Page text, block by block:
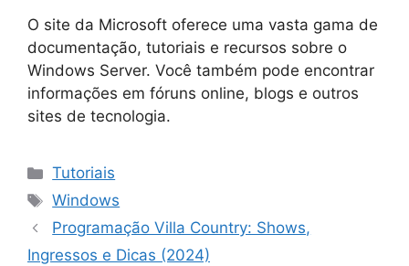
O site da Microsoft oferece uma vasta gama de
documentação, tutoriais e recursos sobre o
Windows Server. Você também pode encontrar
informações em fóruns online, blogs e outros
sites de tecnologia.
Categorias
Tutoriais
Tags
Windows
Programação Villa Country: Shows,
Ingressos e Dicas (2024)